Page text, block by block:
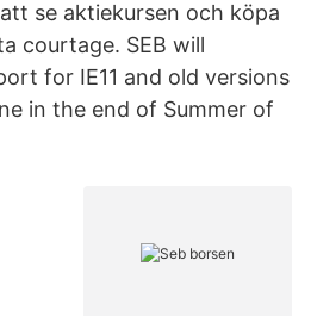
se aktiekursen och köpa
courtage. SEB will
for IE11 and old versions
in the end of Summer of